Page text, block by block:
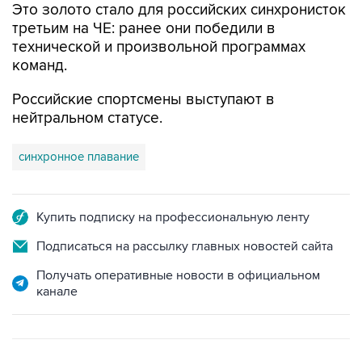
Это золото стало для российских синхронисток
третьим на ЧЕ: ранее они победили в
технической и произвольной программах
команд.
Российские спортсмены выступают в
нейтральном статусе.
синхронное плавание
Купить подписку на профессиональную ленту
Подписаться на рассылку главных новостей сайта
Получать оперативные новости в официальном
канале